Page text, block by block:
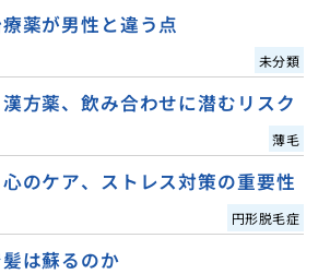
薬が男性と違う点
未分類
方薬、飲み合わせに潜むリスク
薄毛
のケア、ストレス対策の重要性
円形脱毛症
は蘇るのか